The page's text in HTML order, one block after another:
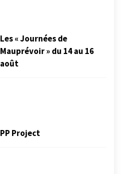
Les « Journées de
Mauprévoir » du 14 au 16
août
PP Project